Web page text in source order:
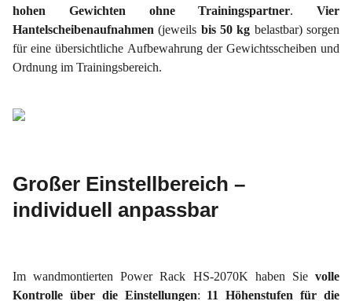
hohen Gewichten ohne Trainingspartner. Vier
Hantelscheibenaufnahmen (jeweils bis 50 kg belastbar) sorgen
für eine übersichtliche Aufbewahrung der Gewichtsscheiben und
Ordnung im Trainingsbereich.
Großer Einstellbereich –
individuell anpassbar
Im wandmontierten Power Rack HS-2070K haben Sie volle
Kontrolle über die Einstellungen: 11 Höhenstufen für die